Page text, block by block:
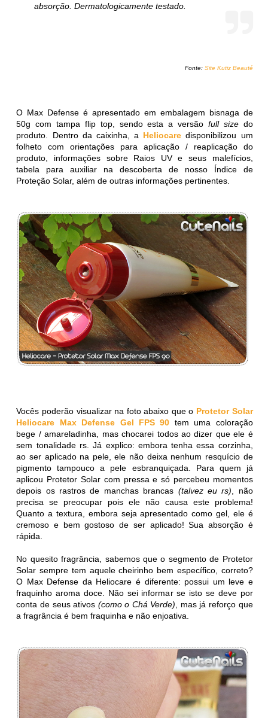
absorção. Dermatologicamente testado.
Fonte: Site Kutiz Beauté
O Max Defense é apresentado em embalagem bisnaga de
50g com tampa flip top, sendo esta a versão full sizedo
produto. Dentro da caixinha, a Heliocare disponibilizou um
folheto com orientações para aplicação / reaplicação do
produto, informações sobre Raios UV e seus malefícios,
tabela para auxiliar na descoberta de nosso Índice de
Proteção Solar, além de outras informações pertinentes.
Vocês poderão visualizar na foto abaixo que o Protetor Solar
Heliocare Max Defense Gel FPS 90 tem uma coloração
bege / amareladinha, mas chocarei todos ao dizer que ele é
sem tonalidade rs. Já explico: embora tenha essa corzinha,
ao ser aplicado na pele, ele não deixa nenhum resquício de
pigmento tampouco a pele esbranquiçada. Para quem já
aplicou Protetor Solar com pressa e só percebeu momentos
depois os rastros de manchas brancas (talvez eu rs) , não
precisa se preocupar pois ele não causa este problema!
Quanto a textura, embora seja apresentado como gel, ele é
cremoso e bem gostoso de ser aplicado! Sua absorção é
rápida.
No quesito fragrância, sabemos que o segmento de Protetor
Solar sempre tem aquele cheirinho bem específico, correto?
O Max Defense da Heliocare é diferente: possui um leve e
fraquinho aroma doce. Não sei informar se isto se deve por
conta de seus ativos (como o Chá Verde) , mas já reforço que
a fragrância é bem fraquinha e não enjoativa.